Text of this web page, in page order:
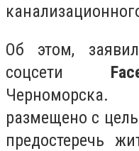
Об этом,
соцсети
размещено с
предостеречь